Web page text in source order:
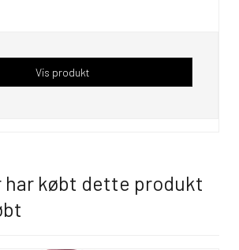
Vis produkt
har købt dette produkt